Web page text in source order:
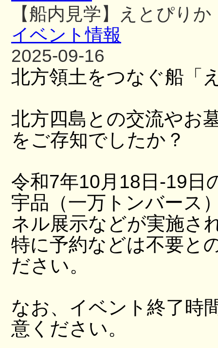
【船内見学】えとぴりか
イベント情報
2025-09-16
北方領土をつなぐ船「
北方四島との交流やお
をご存知でしたか？
令和7年10月18日-19日
宇品（一万トンバース
ネル展示などが実施さ
特に予約などは不要と
ださい。
なお、イベント終了時
意ください。